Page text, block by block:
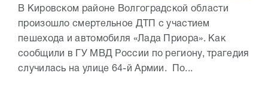
В Кировском районе Волгоградской области
произошло смертельное ДТП с участием
пешехода и автомобиля «Лада Приора». Как
сообщили в ГУ МВД России по региону, трагедия
случилась на улице 64-й Армии. По...